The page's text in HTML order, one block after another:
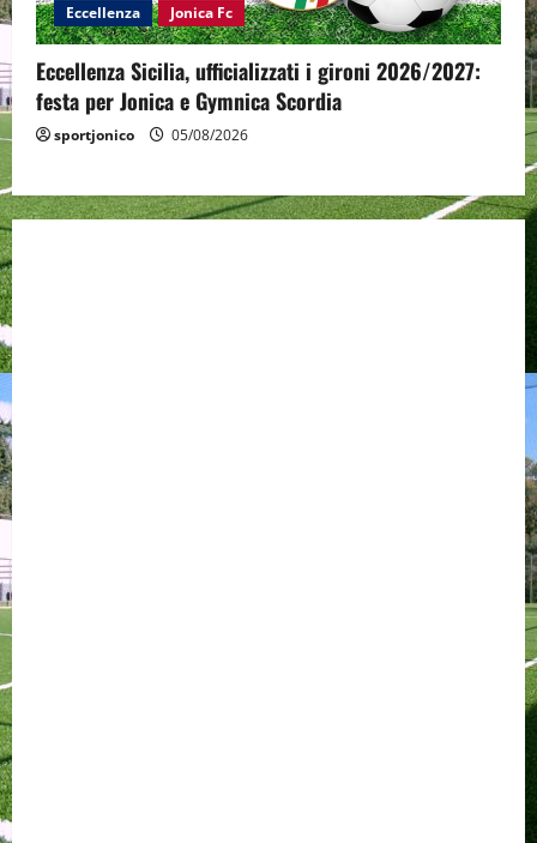
Eccellenza Jonica Fc
Eccellenza Sicilia, ufficializzati i gironi 2026/2027:
festa per Jonica e Gymnica Scordia
sportjonico 05/08/2026